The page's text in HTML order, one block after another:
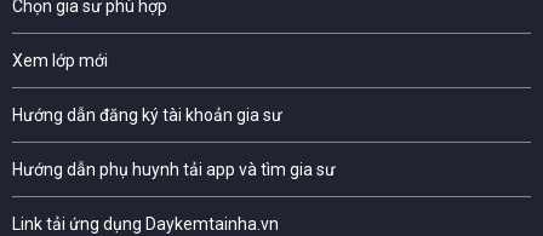
Chọn gia sư phù hợp
Xem lớp mới
Hướng dẫn đăng ký tài khoản gia sư
Hướng dẫn phụ huynh tải app và tìm gia sư
Link tải ứng dụng Daykemtainha.vn